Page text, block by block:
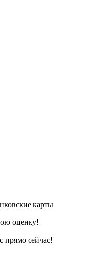
карты
оценку!
прямо сейчас!